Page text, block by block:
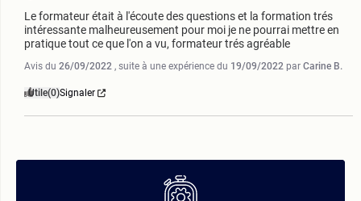
Le formateur était à l'écoute des questions et la formation trés
intéressante malheureusement pour moi je ne pourrai mettre en
pratique tout ce que l'on a vu, formateur trés agréable
Avis du 26/09/2022 , suite à une expérience du 19/09/2022 par Carine B.
Utile(0)Signaler